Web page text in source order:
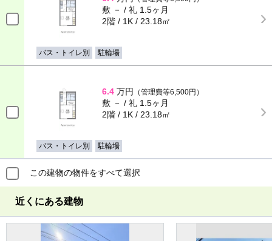
敷 － / 礼 1.5ヶ月
2階 / 1K / 23.18㎡
バス・トイレ別 駐輪場
6.4 万円 （管理費等6,500円）
敷 － / 礼 1.5ヶ月
2階 / 1K / 23.18㎡
バス・トイレ別 駐輪場
この建物の物件をすべて選択
近くにある建物